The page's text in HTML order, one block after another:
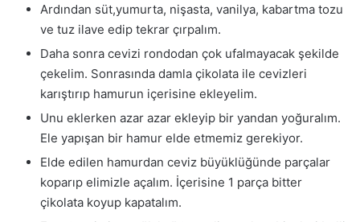
Ardından süt,yumurta, nişasta, vanilya, kabartma tozu
ve tuz ilave edip tekrar çırpalım.
Daha sonra cevizi rondodan çok ufalmayacak şekilde
çekelim. Sonrasında damla çikolata ile cevizleri
karıştırıp hamurun içerisine ekleyelim.
Unu eklerken azar azar ekleyip bir yandan yoğuralım.
Ele yapışan bir hamur elde etmemiz gerekiyor.
Elde edilen hamurdan ceviz büyüklüğünde parçalar
koparıp elimizle açalım. İçerisine 1 parça bitter
çikolata koyup kapatalım.